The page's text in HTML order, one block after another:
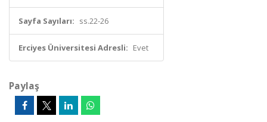
Sayfa Sayıları: ss.22-26
Erciyes Üniversitesi Adresli: Evet
Paylaş